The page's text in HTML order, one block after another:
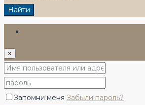
Найти
×
Запомни меня Забыли пароль?